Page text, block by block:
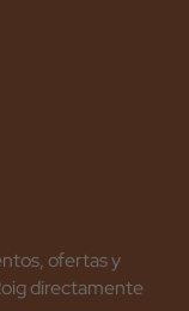
ofertas y
directamente